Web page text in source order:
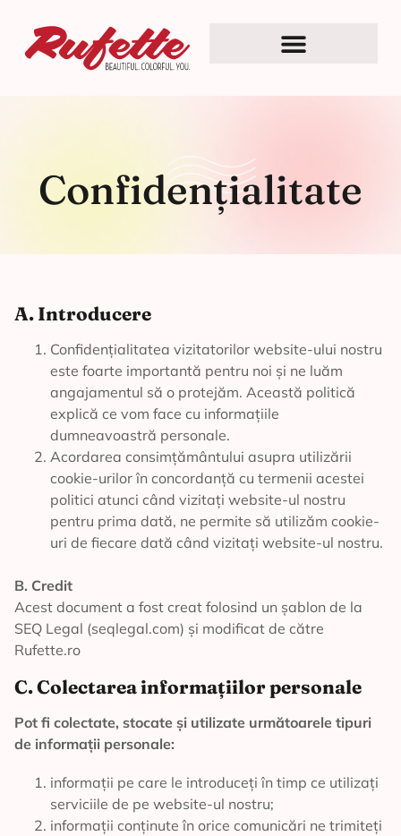
Confidențialitate
A. Introducere
Confidențialitatea vizitatorilor website-ului nostru
este foarte importantă pentru noi și ne luăm
angajamentul să o protejăm. Această politică
explică ce vom face cu informațiile
dumneavoastră personale.
Acordarea consimțământului asupra utilizării
cookie-urilor în concordanță cu termenii acestei
politici atunci când vizitați website-ul nostru
pentru prima dată, ne permite să utilizăm cookie-
uri de fiecare dată când vizitați website-ul nostru.
B. Credit
Acest document a fost creat folosind un șablon de la
SEQ Legal (seqlegal.com) și modificat de către
Rufette.ro
C. Colectarea informațiilor personale
Pot fi colectate, stocate și utilizate următoarele tipuri
de informații personale:
informații pe care le introduceți în timp ce utilizați
serviciile de pe website-ul nostru;
informații conținute în orice comunicări ne trimiteți